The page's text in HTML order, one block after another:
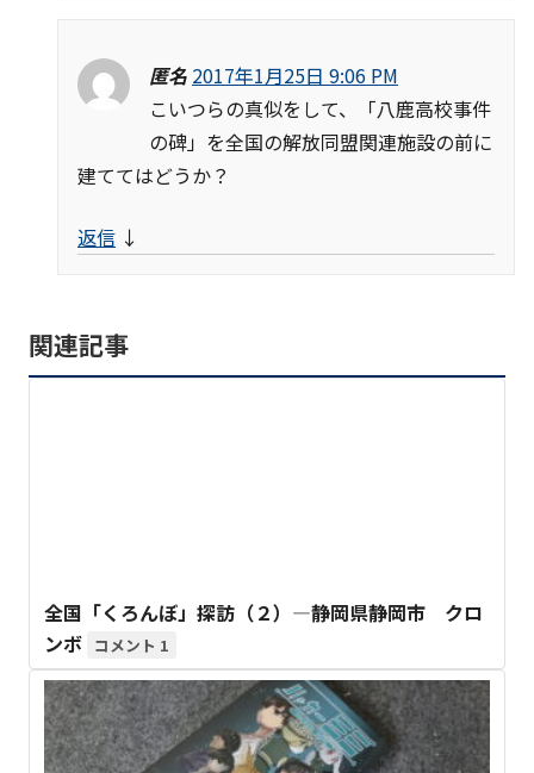
匿名 2017年1月25日 9:06 PM
こいつらの真似をして、「八鹿高校事件
の碑」を全国の解放同盟関連施設の前に
建ててはどうか？
返信 ↓
関連記事
全国「くろんぼ」探訪（２）―静岡県静岡市 クロ
ンボ
1